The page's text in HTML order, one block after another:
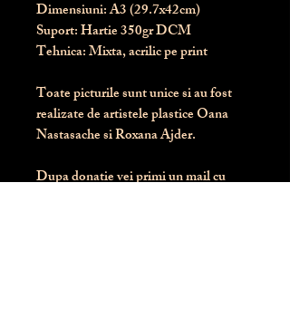
Dimensiuni: A3 (29.7x42cm)
Suport: Hartie 350gr DCM
Tehnica: Mixta, acrilic pe print
Toate picturile sunt unice si au fost
realizate de artistele plastice Oana
Nastasache si Roxana Ajder.
Dupa donatie vei primi un mail cu